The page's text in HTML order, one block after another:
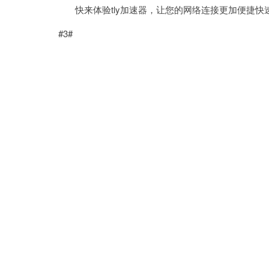
快来体验tly加速器，让您的网络连接更加便捷快
#3#